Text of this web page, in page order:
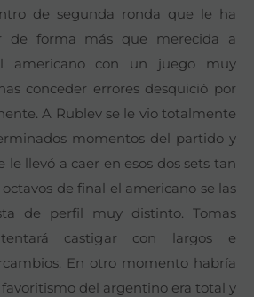
de segunda ronda que le ha
de forma más que merecida a
americano con un juego muy
conceder errores desquició por
A Rublev se le vio totalmente
momentos del partido y
le llevó a caer en esos dos sets tan
octavos de final el americano se las
de perfil muy distinto. Tomas
castigar con largos e
En otro momento habría
del argentino era total y